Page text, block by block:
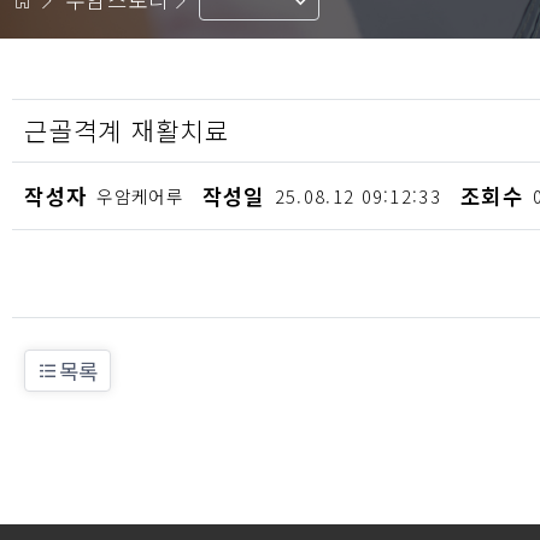
근골격계 재활치료
작성자 우암케어루 작성일 25.08.12 09:12:33 조회수
목록